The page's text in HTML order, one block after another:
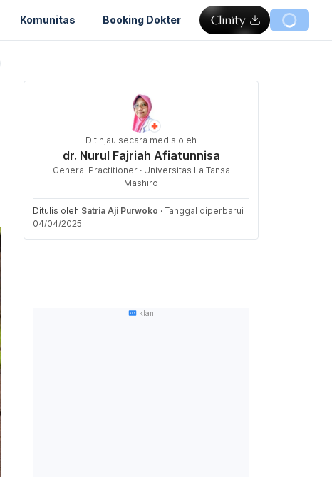
Komunitas Booking Dokter
Ditinjau secara medis oleh
dr. Nurul Fajriah Afiatunnisa
General Practitioner · Universitas La Tansa
Mashiro
Ditulis oleh Satria Aji Purwoko · Tanggal diperbarui
04/04/2025
Iklan